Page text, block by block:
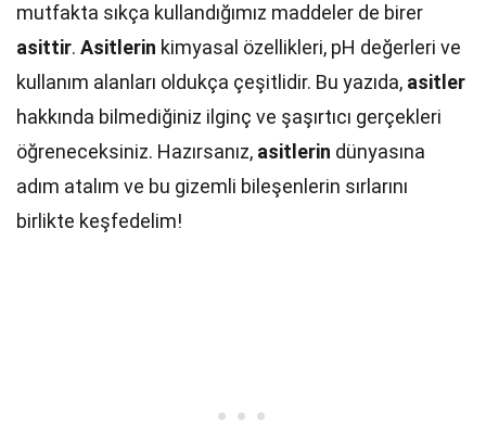
mutfakta sıkça kullandığımız maddeler de birer
asittir. Asitlerin kimyasal özellikleri, pH değerleri ve
kullanım alanları oldukça çeşitlidir. Bu yazıda, asitler
hakkında bilmediğiniz ilginç ve şaşırtıcı gerçekleri
öğreneceksiniz. Hazırsanız, asitlerin dünyasına
adım atalım ve bu gizemli bileşenlerin sırlarını
birlikte keşfedelim!